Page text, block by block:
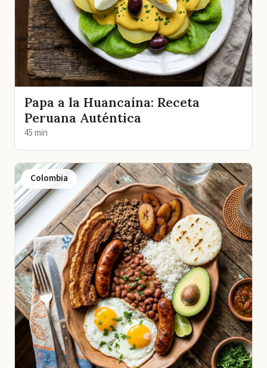
Papa a la Huancaína: Receta
Peruana Auténtica
45 min
Colombia